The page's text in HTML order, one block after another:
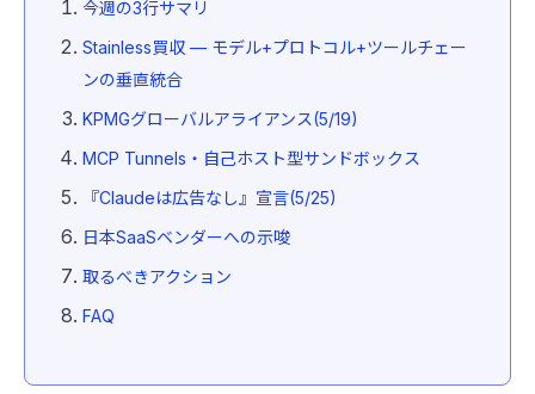
今週の3行サマリ
Stainless買収 — モデル+プロトコル+ツールチェー
ンの垂直統合
KPMGグローバルアライアンス(5/19)
MCP Tunnels・自己ホスト型サンドボックス
『Claudeは広告なし』宣言(5/25)
日本SaaSベンダーへの示唆
取るべきアクション
FAQ